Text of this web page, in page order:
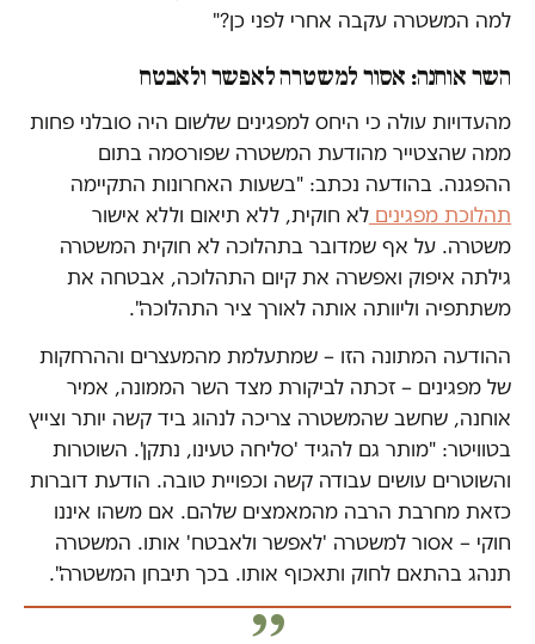
למה המשטרה עקבה אחרי לפני כן?"
השר אוחנה: אסור למשטרה לאפשר ולאבטח
מהעדויות עולה כי היחס למפגינים שלשום היה סובלני פחות
ממה שהצטייר מהודעת המשטרה שפורסמה בתום
ההפגנה. בהודעה נכתב: "בשעות האחרונות התקיימה
תהלוכת מפגינים לא חוקית, ללא תיאום וללא אישור
משטרה. על אף שמדובר בתהלוכה לא חוקית המשטרה
גילתה איפוק ואפשרה את קיום התהלוכה, אבטחה את
משתתפיה וליוותה אותה לאורך ציר התהלוכה".
ההודעה המתונה הזו – שמתעלמת מהמעצרים וההרחקות
של מפגינים – זכתה לביקורת מצד השר הממונה, אמיר
אוחנה, שחשב שהמשטרה צריכה לנהוג ביד קשה יותר וצייץ
בטוויטר: "מותר גם להגיד 'סליחה טעינו, נתקן'. השוטרות
והשוטרים עושים עבודה קשה וכפויית טובה. הודעת דוברות
כזאת מחרבת הרבה מהמאמצים שלהם. אם משהו איננו
חוקי – אסור למשטרה 'לאפשר ולאבטח' אותו. המשטרה
תנהג בהתאם לחוק ותאכוף אותו. בכך תיבחן המשטרה".